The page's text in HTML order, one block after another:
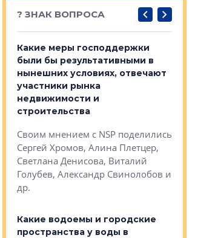
? ЗНАК ВОПРОСА
Какие меры господдержки
были бы результативными в
нынешних условиях, отвечают
участники рынка
недвижимости и
строительства
Своим мнением с NSP поделились
Сергей Хромов, Алина Плетцер,
Светлана Денисова, Виталий
Голубев, Александр Свинолобов и
др.
Какие водоемы и городские
пространства у воды в